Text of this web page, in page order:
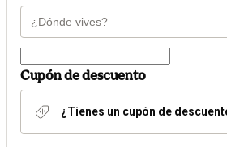
Cupón de descuento
¿Tienes un cupón de